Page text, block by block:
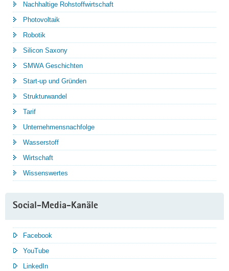
Nachhaltige Rohstoffwirtschaft
Photovoltaik
Robotik
Silicon Saxony
SMWA Geschichten
Start-up und Gründen
Strukturwandel
Tarif
Unternehmensnachfolge
Wasserstoff
Wirtschaft
Wissenswertes
Social-Media-Kanäle
Facebook
YouTube
LinkedIn